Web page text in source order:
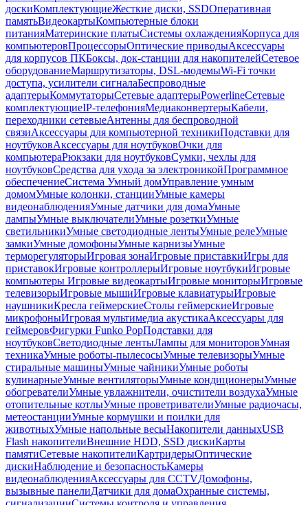
доскиКомплектующиеЖесткие диски, SSDОперативная
памятьВидеокартыКомпьютерные блоки
питанияМатеринские платыСистемы охлажденияКорпуса для
компьютеровПроцессорыОптические приводыАксессуары
для корпусов ПКБоксы, док-станции для накопителейСетевое
оборудованиеМаршрутизаторы, DSL-модемыWi-Fi точки
доступа, усилители сигналаБеспроводные
адаптерыКоммутаторыСетевые адаптерыPowerlineСетевые
комплектующиеIP-телефонияМедиаконвертерыКабели,
переходники сетевыеАнтенны для беспроводной
связиАксессуары для компьютерной техникиПодставки для
ноутбуковАксессуары для ноутбуковОчки для
компьютераРюкзаки для ноутбуковСумки, чехлы для
ноутбуковСредства для ухода за электроникойПрограммное
обеспечениеСистема Умный домУправление умным
домомУмные колонки, станцииУмные камеры
видеонаблюденияУмные датчики для домаУмные
лампыУмные выключателиУмные розеткиУмные
светильникиУмные светодиодные лентыУмные релеУмные
замкиУмные домофоныУмные карнизыУмные
терморегуляторыИгровая зонаИгровые приставкиИгры для
приставокИгровые контроллерыИгровые ноутбукиИгровые
компьютеры Игровые видеокартыИгровые мониторыИгровые
телевизорыИгровые мышиИгровые клавиатурыИгровые
наушникиКресла геймерскиеСтолы геймерскиеИгровые
микрофоныИгровая мультимедиа акустикаАксессуары для
геймеровФигурки Funko PopПодставки для
ноутбуковСветодиодные лентыЛампы для мониторовУмная
техникаУмные роботы-пылесосыУмные телевизорыУмные
стиральные машиныУмные чайникиУмные роботы
кулинарныеУмные вентиляторыУмные кондиционерыУмные
обогревателиУмные увлажнители, очистители воздухаУмные
отопительные котлыУмные проветривателиУмные радиочасы,
метеостанцииУмные кормушки и поилки для
животныхУмные напольные весыНакопители данныхUSB
Flash накопителиВнешние HDD, SSD дискиКарты
памятиСетевые накопителиКартридерыОптические
дискиНаблюдение и безопасностьКамеры
видеонаблюденияАксессуары для CCTVДомофоны,
вызывные панелиДатчики для домаОхранные системы,